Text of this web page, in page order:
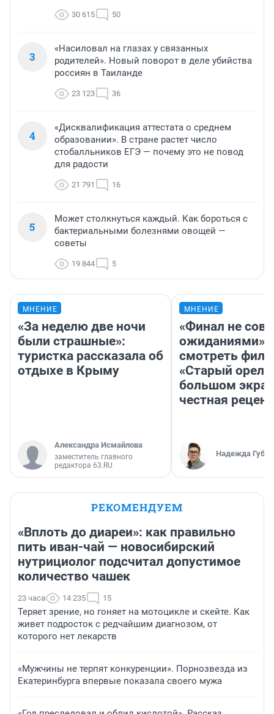
30 615 50
3
«Насиловал на глазах у связанных
родителей». Новый поворот в деле убийства
россиян в Таиланде
23 123 36
4
«Дисквалификация аттестата о среднем
образовании». В стране растет число
стобалльников ЕГЭ — почему это не повод
для радости
21 791 16
5
Может столкнуться каждый. Как бороться с
бактериальными болезнями овощей —
советы
19 844 5
МНЕНИЕ
«За неделю две ночи
были страшные»:
туристка рассказала об
отдыхе в Крыму
Александра Исмайлова
заместитель главного
редактора 63.RU
МНЕНИЕ
«Финал не
ожиданиями»:
смотреть
«Старый орел»
большом
честная
Надежда
РЕКОМЕНДУЕМ
«Вплоть до диареи»: как правильно
пить иван-чай — новосибирский
нутрициолог подсчитал допустимое
количество чашек
23 часа 14 235 15
Теряет зрение, но гоняет на мотоцикле и скейте. Как
живет подросток с редчайшим диагнозом, от
которого нет лекарств
«Мужчины не терпят конкуренции». Порнозвезда из
Екатеринбурга впервые показала своего мужа